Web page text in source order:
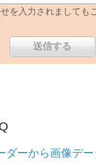
を入力されましても
ダーから画像デ